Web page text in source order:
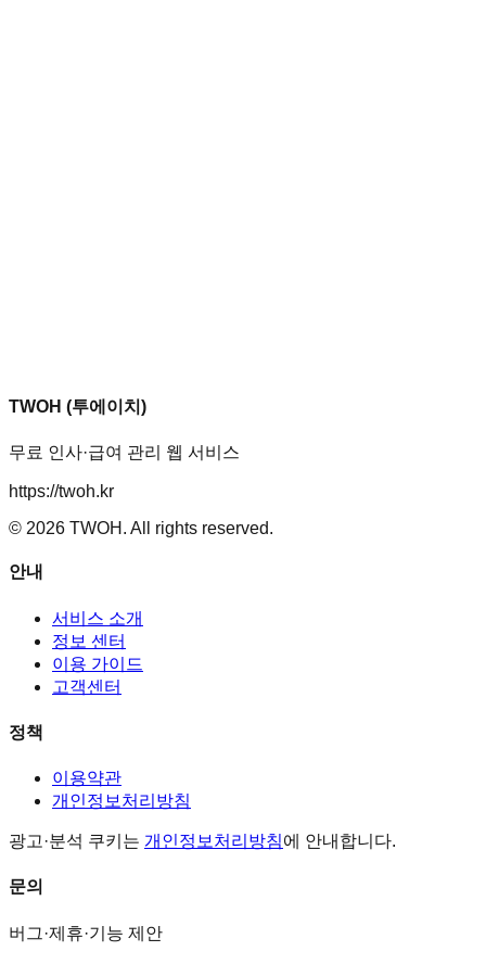
TWOH (투에이치)
무료 인사·급여 관리 웹 서비스
https://twoh.kr
© 2026 TWOH. All rights reserved.
안내
서비스 소개
정보 센터
이용 가이드
고객센터
정책
이용약관
개인정보처리방침
광고·분석 쿠키는 개인정보처리방침에 안내합니다.
문의
버그·제휴·기능 제안